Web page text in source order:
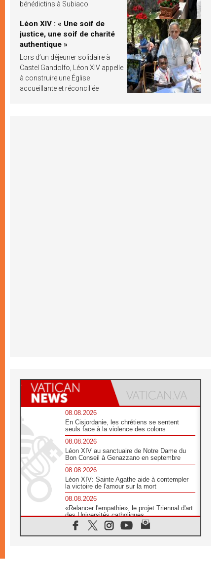
bénédictins à Subiaco
Léon XIV : « Une soif de
justice, une soif de charité
authentique »
Lors d’un déjeuner solidaire à
Castel Gandolfo, Léon XIV appelle
à construire une Église
accueillante et réconciliée
08.08.2026
En Cisjordanie, les chrétiens se sentent
seuls face à la violence des colons
08.08.2026
Léon XIV au sanctuaire de Notre Dame du
Bon Conseil à Genazzano en septembre
08.08.2026
Léon XIV: Sainte Agathe aide à contempler
la victoire de l'amour sur la mort
08.08.2026
«Relancer l'empathie», le projet Triennal d'art
des Universités catholiques
08.08.2026
Signis 2026, donner la parole aux religieuses